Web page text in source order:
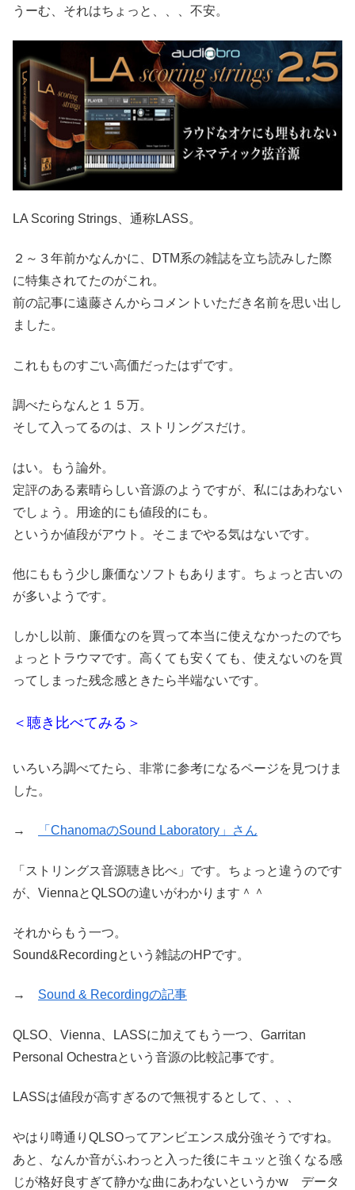
うーむ、それはちょっと、、、不安。
LA Scoring Strings、通称LASS。
２～３年前かなんかに、DTM系の雑誌を立ち読みした際
に特集されてたのがこれ。
前の記事に遠藤さんからコメントいただき名前を思い出し
ました。
これもものすごい高価だったはずです。
調べたらなんと１５万。
そして入ってるのは、ストリングスだけ。
はい。もう論外。
定評のある素晴らしい音源のようですが、私にはあわない
でしょう。用途的にも値段的にも。
というか値段がアウト。そこまでやる気はないです。
他にももう少し廉価なソフトもあります。ちょっと古いの
が多いようです。
しかし以前、廉価なのを買って本当に使えなかったのでち
ょっとトラウマです。高くても安くても、使えないのを買
ってしまった残念感ときたら半端ないです。
＜聴き比べてみる＞
いろいろ調べてたら、非常に参考になるページを見つけま
した。
→ 「ChanomaのSound Laboratory」さん
「ストリングス音源聴き比べ」です。ちょっと違うのです
が、ViennaとQLSOの違いがわかります＾＾
それからもう一つ。
Sound&Recordingという雑誌のHPです。
→ Sound & Recordingの記事
QLSO、Vienna、LASSに加えてもう一つ、Garritan
Personal Ochestraという音源の比較記事です。
LASSは値段が高すぎるので無視するとして、、、
やはり噂通りQLSOってアンビエンス成分強そうですね。
あと、なんか音がふわっと入った後にキュッと強くなる感
じが格好良すぎて静かな曲にあわないというかw データ